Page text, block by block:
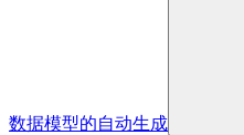
数据模型的自动生成